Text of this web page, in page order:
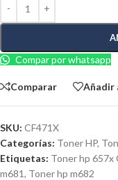
Compar por whatsapp
Comparar Añadir
SKU: CF471X
Categorías: Toner HP,
Etiquetas: Toner hp 657x
m681, Toner hp m682